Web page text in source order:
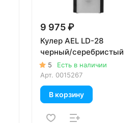
9 975 ₽
Кулер AEL LD-28
черный/серебристый
5
Есть в наличии
Арт. 0015267
В корзину